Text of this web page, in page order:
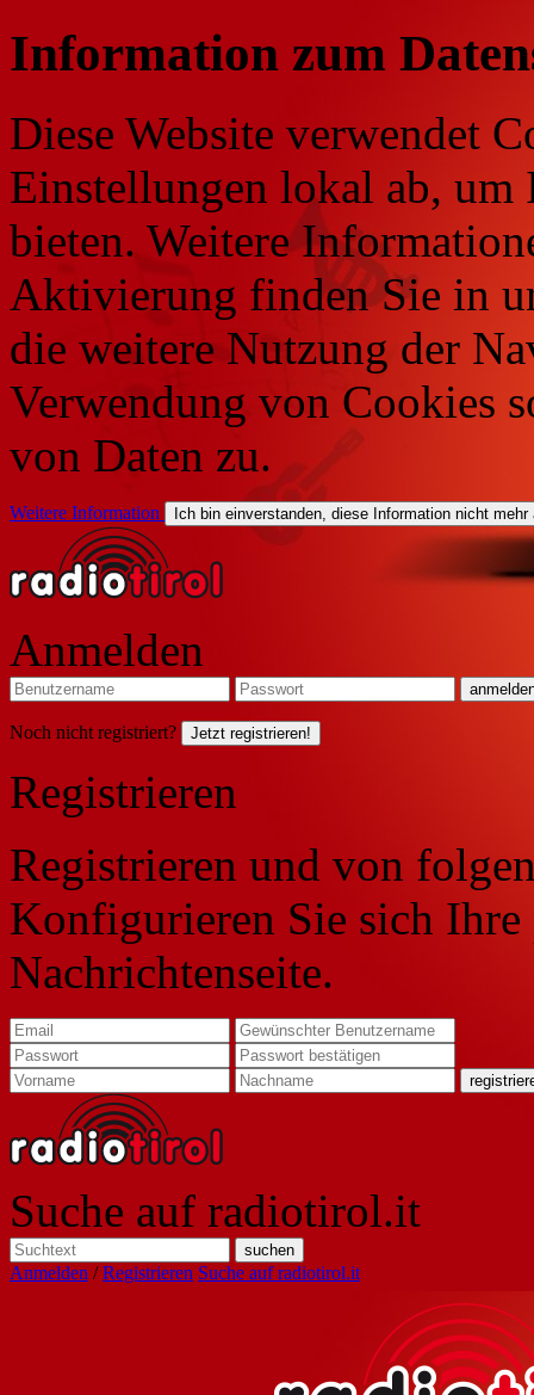
Information zum
Diese Website verwendet
Einstellungen lokal ab, um
bieten. Weitere
Aktivierung finden Sie in
die weitere Nutzung der
Verwendung von Cookies
von Daten zu.
Weitere Information Ich bin einverstanden, diese Information nicht mehr
Anmelden
Noch nicht registriert? Jetzt registrieren!
Registrieren
Registrieren und von
Konfigurieren Sie sich
Nachrichtenseite.
Suche auf radiotirol.it
Anmelden /Registrieren Suche auf radiotirol.it